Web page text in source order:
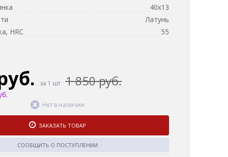
40х13
Латунь
HRC
55
за 1 шт 1 850 руб.
Нет в наличии
ЗАКАЗАТЬ ТОВАР
СООБЩИТЬ О ПОСТУПЛЕНИИ